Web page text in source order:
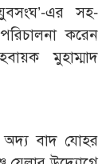
এর সহ-
করেন
মুহাম্মাদ
অদ্য বাদ যোহর